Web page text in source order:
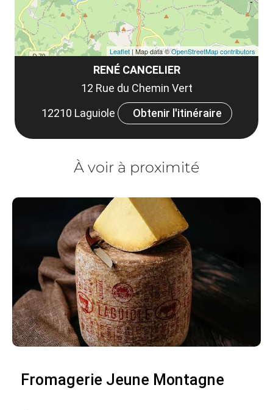
RENÉ CANCELIER
12 Rue du Chemin Vert
12210 Laguiole
Obtenir l'itinéraire
Leaflet | Map data ©OpenStreetMap contributors
À voir à proximité
Fromagerie Jeune Montagne